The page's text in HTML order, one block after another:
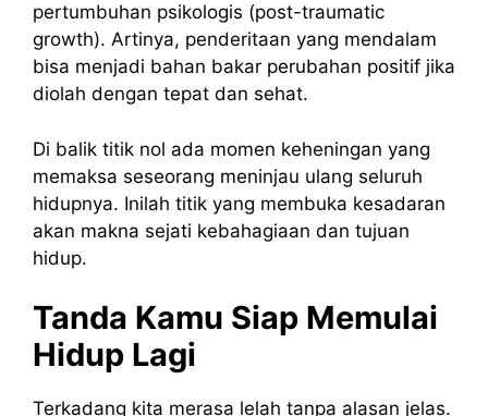
pertumbuhan psikologis (post-traumatic
growth). Artinya, penderitaan yang mendalam
bisa menjadi bahan bakar perubahan positif jika
diolah dengan tepat dan sehat.
Di balik titik nol ada momen keheningan yang
memaksa seseorang meninjau ulang seluruh
hidupnya. Inilah titik yang membuka kesadaran
akan makna sejati kebahagiaan dan tujuan
hidup.
Tanda Kamu Siap Memulai
Hidup Lagi
Terkadang kita merasa lelah tanpa alasan jelas.